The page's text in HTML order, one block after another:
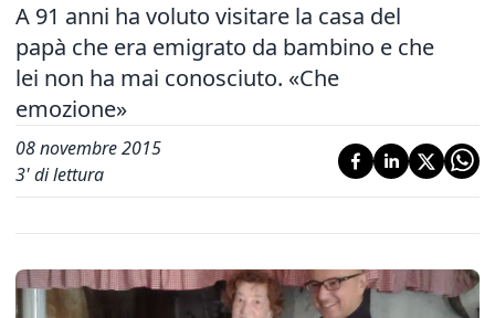
A 91 anni ha voluto visitare la casa del
papà che era emigrato da bambino e che
lei non ha mai conosciuto. «Che
emozione»
08 novembre 2015
3' di lettura